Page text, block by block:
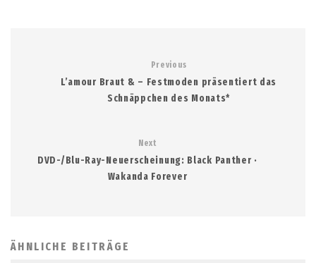
Previous
L’amour Braut & – Festmoden präsentiert das
Schnäppchen des Monats*
Next
DVD-/Blu-Ray-Neuerscheinung: Black Panther ·
Wakanda Forever
ÄHNLICHE BEITRÄGE